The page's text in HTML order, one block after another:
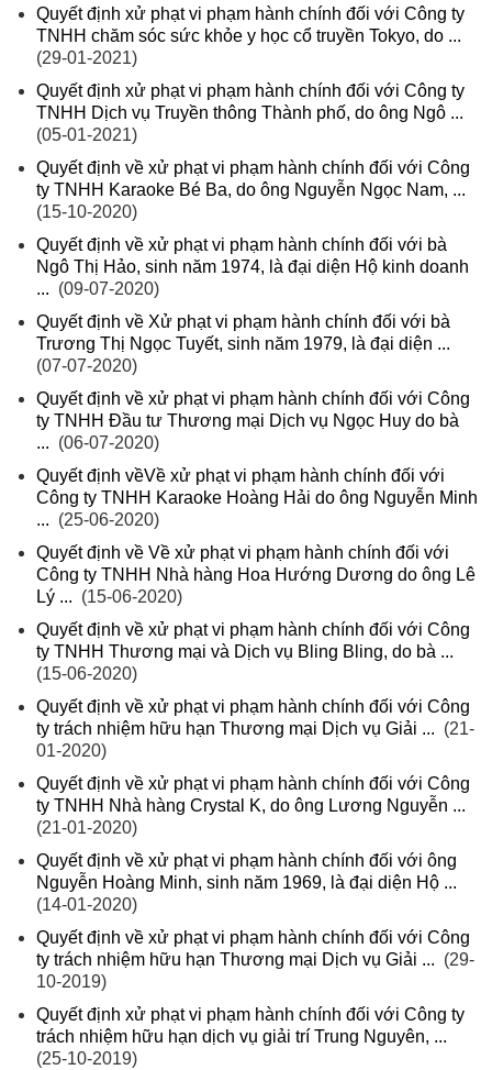
Quyết định xử phạt vi phạm hành chính đối với Công ty
TNHH chăm sóc sức khỏe y học cổ truyền Tokyo, do ...
(29-01-2021)
Quyết định xử phạt vi phạm hành chính đối với Công ty
TNHH Dịch vụ Truyền thông Thành phố, do ông Ngô ...
(05-01-2021)
Quyết định về xử phạt vi phạm hành chính đối với Công
ty TNHH Karaoke Bé Ba, do ông Nguyễn Ngọc Nam, ...
(15-10-2020)
Quyết định về xử phạt vi phạm hành chính đối với bà
Ngô Thị Hảo, sinh năm 1974, là đại diện Hộ kinh doanh
... (09-07-2020)
Quyết định về Xử phạt vi phạm hành chính đối với bà
Trương Thị Ngọc Tuyết, sinh năm 1979, là đại diện ...
(07-07-2020)
Quyết định về xử phạt vi phạm hành chính đối với Công
ty TNHH Đầu tư Thương mại Dịch vụ Ngọc Huy do bà
... (06-07-2020)
Quyết định vềVề xử phạt vi phạm hành chính đối với
Công ty TNHH Karaoke Hoàng Hải do ông Nguyễn Minh
... (25-06-2020)
Quyết định về Về xử phạt vi phạm hành chính đối với
Công ty TNHH Nhà hàng Hoa Hướng Dương do ông Lê
Lý ... (15-06-2020)
Quyết định về xử phạt vi phạm hành chính đối với Công
ty TNHH Thương mại và Dịch vụ Bling Bling, do bà ...
(15-06-2020)
Quyết định về xử phạt vi phạm hành chính đối với Công
ty trách nhiệm hữu hạn Thương mại Dịch vụ Giải ... (21-
01-2020)
Quyết định về xử phạt vi phạm hành chính đối với Công
ty TNHH Nhà hàng Crystal K, do ông Lương Nguyễn ...
(21-01-2020)
Quyết định về xử phạt vi phạm hành chính đối với ông
Nguyễn Hoàng Minh, sinh năm 1969, là đại diện Hộ ...
(14-01-2020)
Quyết định về xử phạt vi phạm hành chính đối với Công
ty trách nhiệm hữu hạn Thương mại Dịch vụ Giải ... (29-
10-2019)
Quyết định xử phạt vi phạm hành chính đối với Công ty
trách nhiệm hữu hạn dịch vụ giải trí Trung Nguyên, ...
(25-10-2019)